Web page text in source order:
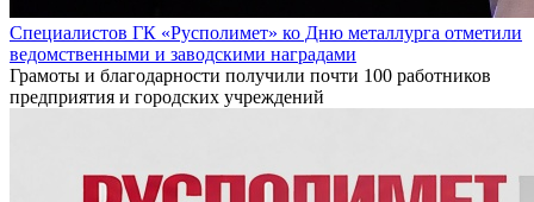
Специалистов ГК «Русполимет» ко Дню металлурга отметили
ведомственными и заводскими наградами
Грамоты и благодарности получили почти 100 работников
предприятия и городских учреждений